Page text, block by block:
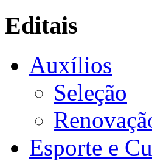
Editais
Auxílios
Seleção
Esporte e